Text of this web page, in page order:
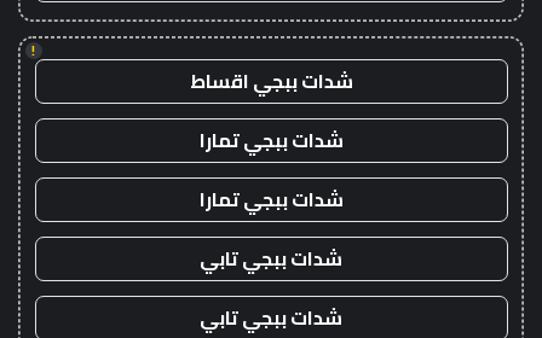
!
شدات ببجي اقساط
شدات ببجي تمارا
شدات ببجي تمارا
شدات ببجي تابي
شدات ببجي تابي